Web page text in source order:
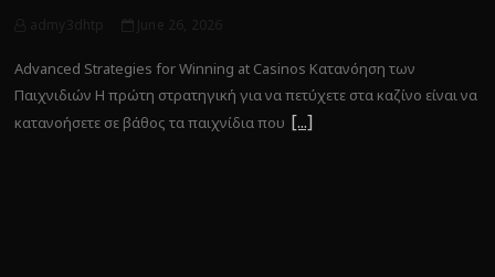
admy3dhtp June 26, 2026
Advanced Strategies for Winning at Casinos Κατανόηση των
Παιχνιδιών Η πρώτη στρατηγική για να πετύχετε στα καζίνο είναι να
κατανοήσετε σε βάθος τα παιχνίδια που